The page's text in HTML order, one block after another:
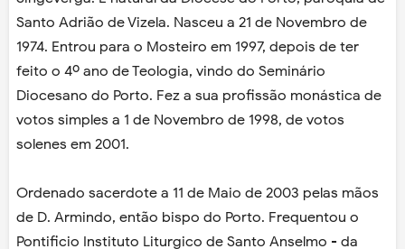
Santo Adrião de Vizela. Nasceu a 21 de Novembro de
1974. Entrou para o Mosteiro em 1997, depois de ter
feito o 4º ano de Teologia, vindo do Seminário
Diocesano do Porto. Fez a sua profissão monástica de
votos simples a 1 de Novembro de 1998, de votos
solenes em 2001.
Ordenado sacerdote a 11 de Maio de 2003 pelas mãos
de D. Armindo, então bispo do Porto. Frequentou o
Pontificio Instituto Liturgico de Santo Anselmo - da